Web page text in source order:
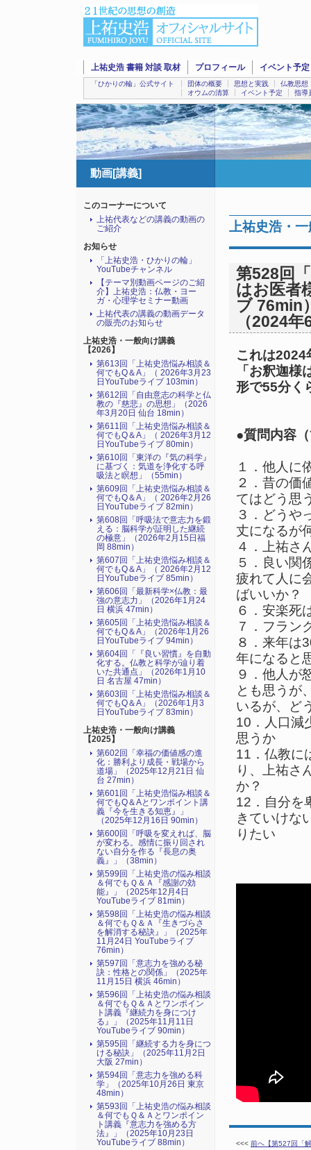
上祐史浩 書籍 対談 取材 プロフィール イベント予定
「ひかりの輪」公式サイト 団体の概要 思想と実践
仏教思想
オウムの清算
イベント予定 指導
動画[講義]
上祐史浩・
第528回
はお医者
ブ 76min
（2024
これは
「お釈迦
形で55分く
●質問内容
１．他人に
２．昔の価
てはどう思
３．どうや
丈になるが
４．上祐さ
５．良い関
疲れて人に
ばいいか？
６．安楽死
７．フラン
８．来年は
年になると
９．他人が
とも思うが
いるが、ど
10．人口減
思うか
11．仏教に
り、上祐さ
か？
12．自分を
きていけな
りたい
<<< 前へ【第527回「
このコーナーについて
上祐代表などの講義の動画の
ご紹介
お知らせ
「上祐史浩・ひかりの輪」
YouTubeチャンネル
【テーマ別動画ページのご紹
介】上祐史浩：仏教・ヨー
ガ・心理学セミナー動画
上祐代表の講義の動画データ
の販売のお知らせ
上祐史浩・一般向け講義
【2026】
第613回「上祐史浩悩み相談＆
何でもQ＆A」（ 2026年3月23
日YouTubeライブ 103min）
第612回「自由意志の科学と仏
教の『慈悲』の思想」（2026
年3月20日 仙台 18min）
第611回「上祐史浩悩み相談＆
何でもQ＆A」（ 2026年3月12
日YouTubeライブ 80min）
第610回「東洋の『気の科学』
に基づく：気道を浄化する呼
吸法と瞑想」（55min）
第609回「上祐史浩悩み相談＆
何でもQ＆A」（ 2026年2月26
日YouTubeライブ 82min）
第608回「呼吸法で意志力を鍛
える：脳科学が証明した継続
の極意」（2026年2月15日福
岡 88min）
第607回「上祐史浩悩み相談＆
何でもQ＆A」（ 2026年2月12
日YouTubeライブ 85min）
第606回「最新科学×仏教：最
強の意志力」（2026年1月24
日 横浜 47min）
第605回「上祐史浩悩み相談＆
何でもQ＆A」（2026年1月26
日YouTubeライブ 94min）
第604回「『良い習慣』を自動
化する。仏教と科学が辿り着
いた共通点」（2026年1月10
日 名古屋 47min）
第603回「上祐史浩悩み相談＆
何でもQ＆A」（2026年1月3
日YouTubeライブ 83min）
上祐史浩・一般向け講義
【2025】
第602回「幸福の価値感の進
化：勝利より成長・戦場から
道場」（2025年12月21日 仙
台 27min）
第601回「上祐史浩悩み相談＆
何でもQ＆Aとワンポイント講
義『今を生きる知恵』」
（2025年12月16日 90min）
第600回「呼吸を変えれば、脳
が変わる。感情に振り回され
ない自分を作る『長息の奥
義』」（38min）
第599回「上祐史浩の悩み相談
＆何でもＱ＆Ａ『感謝の効
能』」（2025年12月4日
YouTubeライブ 81min）
第598回「上祐史浩の悩み相談
＆何でもＱ＆Ａ『生きづらさ
を解消する秘訣』​」（2025年
11月24日 YouTubeライブ
76min）
第597回「意志力を強める秘
訣：性格との関係」（2025年
11月15日 横浜 46min）
第596回「上祐史浩の悩み相談
＆何でもＱ＆Ａとワンポイン
ト講義『継続力を身につけ
る』​」（2025年11月11日
YouTubeライブ 90min）
第595回「継続する力を身につ
ける秘訣」（2025年11月2日
大阪 27min）
第594回「意志力を強める科
学」（2025年10月26日 東京
48min）
第593回「上祐史浩の悩み相談
＆何でもＱ＆Ａとワンポイン
ト講義『意志力を強める方
法』​」（2025年10月23日
YouTubeライブ 88min）